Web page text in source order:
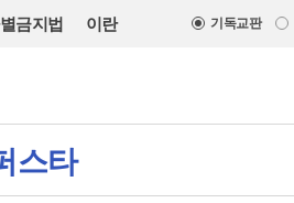
금지법 이란 기독교판
스타